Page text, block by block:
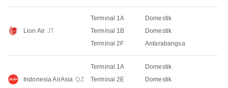
Lion Air JT
Terminal 1A
Terminal 1B
Terminal 2F
Domestik
Domestik
Antarabangsa
Indonesia AirAsia QZ
Terminal 1A
Terminal 2E
Domestik
Domestik